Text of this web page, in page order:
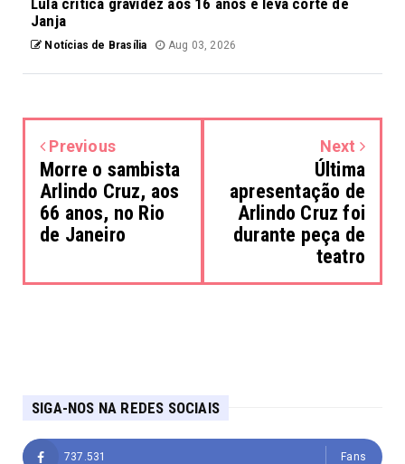
Janja
Notícias de Brasília Aug 03, 2026
Previous
Morre o sambista
Arlindo Cruz, aos
66 anos, no Rio
de Janeiro
Next
Última
apresentação de
Arlindo Cruz foi
durante peça de
teatro
SIGA-NOS NA REDES SOCIAIS
737.531 Fans